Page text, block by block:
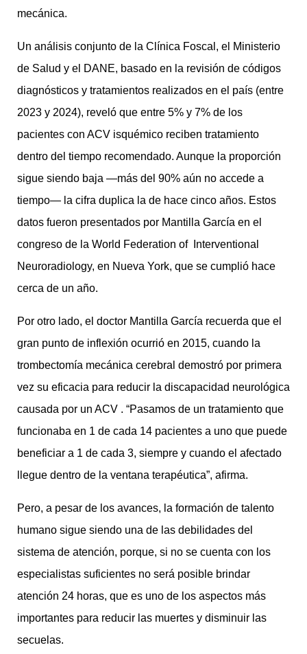
mecánica.
Un análisis conjunto de la Clínica Foscal, el Ministerio
de Salud y el DANE, basado en la revisión de códigos
diagnósticos y tratamientos realizados en el país (entre
2023 y 2024), reveló que entre 5% y 7% de los
pacientes con ACV isquémico reciben tratamiento
dentro del tiempo recomendado. Aunque la proporción
sigue siendo baja —más del 90% aún no accede a
tiempo— la cifra duplica la de hace cinco años. Estos
datos fueron presentados por Mantilla García en el
congreso de la World Federation of Interventional
Neuroradiology, en Nueva York, que se cumplió hace
cerca de un año.
Por otro lado, el doctor Mantilla García recuerda que el
gran punto de inflexión ocurrió en 2015, cuando la
trombectomía mecánica cerebral demostró por primera
vez su eficacia para reducir la discapacidad neurológica
causada por un ACV . “Pasamos de un tratamiento que
funcionaba en 1 de cada 14 pacientes a uno que puede
beneficiar a 1 de cada 3, siempre y cuando el afectado
llegue dentro de la ventana terapéutica”, afirma.
Pero, a pesar de los avances, la formación de talento
humano sigue siendo una de las debilidades del
sistema de atención, porque, si no se cuenta con los
especialistas suficientes no será posible brindar
atención 24 horas, que es uno de los aspectos más
importantes para reducir las muertes y disminuir las
secuelas.